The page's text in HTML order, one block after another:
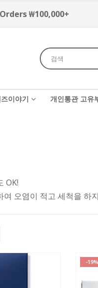
₩100,000+
이야기 개인통관 고유
OK!
오염이 적고 세척을 하
-19%